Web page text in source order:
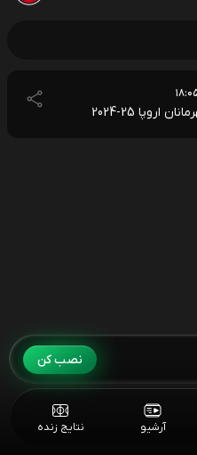
25-2024
آرشیو نتایج زنده
نصب کن